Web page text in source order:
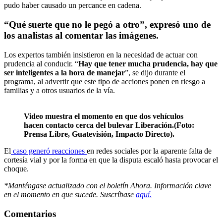
pudo haber causado un percance en cadena.
“Qué suerte que no le pegó a otro”, expresó uno de
los analistas al comentar las imágenes.
Los expertos también insistieron en la necesidad de actuar con
prudencia al conducir. “Hay que tener mucha prudencia, hay que
ser inteligentes a la hora de manejar”, se dijo durante el
programa, al advertir que este tipo de acciones ponen en riesgo a
familias y a otros usuarios de la vía.
Video muestra el momento en que dos vehículos
hacen contacto cerca del bulevar Liberación.(Foto:
Prensa Libre, Guatevisión, Impacto Directo).
El caso generó reacciones en redes sociales por la aparente falta de
cortesía vial y por la forma en que la disputa escaló hasta provocar el
choque.
*Manténgase actualizado con el boletín Ahora. Información clave
en el momento en que sucede. Suscríbase aquí.
Comentarios